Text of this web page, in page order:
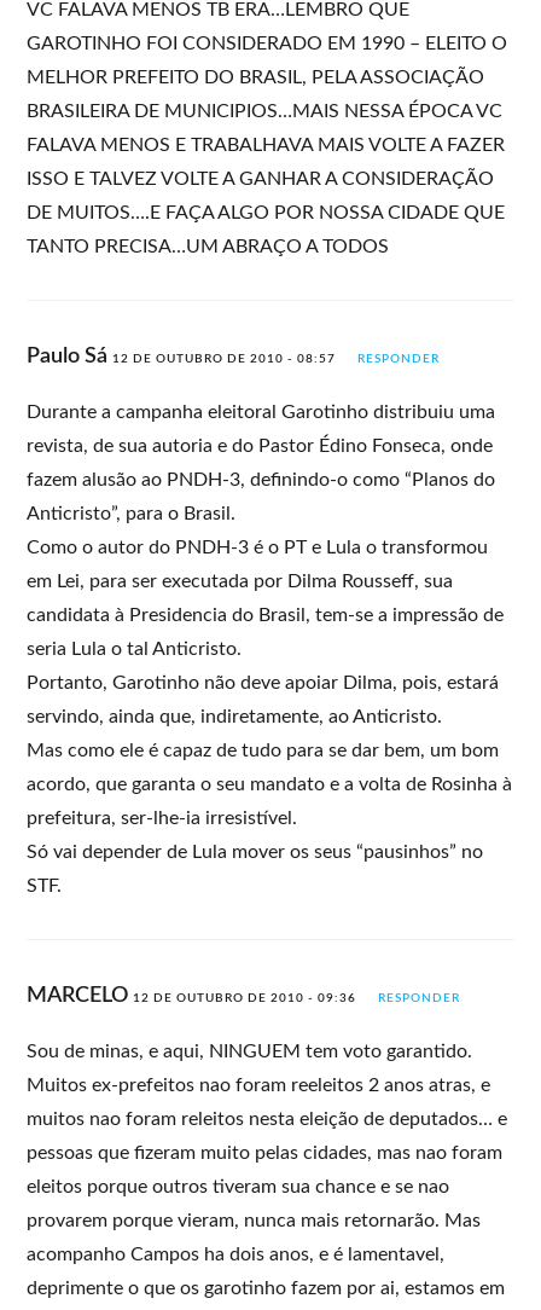
VC FALAVA MENOS TB ERA…LEMBRO QUE
GAROTINHO FOI CONSIDERADO EM 1990 – ELEITO O
MELHOR PREFEITO DO BRASIL, PELA ASSOCIAÇÃO
BRASILEIRA DE MUNICIPIOS…MAIS NESSA ÉPOCA VC
FALAVA MENOS E TRABALHAVA MAIS VOLTE A FAZER
ISSO E TALVEZ VOLTE A GANHAR A CONSIDERAÇÃO
DE MUITOS….E FAÇA ALGO POR NOSSA CIDADE QUE
TANTO PRECISA…UM ABRAÇO A TODOS
Paulo Sá 12 DE OUTUBRO DE 2010 - 08:57 RESPONDER
Durante a campanha eleitoral Garotinho distribuiu uma
revista, de sua autoria e do Pastor Édino Fonseca, onde
fazem alusão ao PNDH-3, definindo-o como “Planos do
Anticristo”, para o Brasil.
Como o autor do PNDH-3 é o PT e Lula o transformou
em Lei, para ser executada por Dilma Rousseff, sua
candidata à Presidencia do Brasil, tem-se a impressão de
seria Lula o tal Anticristo.
Portanto, Garotinho não deve apoiar Dilma, pois, estará
servindo, ainda que, indiretamente, ao Anticristo.
Mas como ele é capaz de tudo para se dar bem, um bom
acordo, que garanta o seu mandato e a volta de Rosinha à
prefeitura, ser-lhe-ia irresistível.
Só vai depender de Lula mover os seus “pausinhos” no
STF.
MARCELO 12 DE OUTUBRO DE 2010 - 09:36 RESPONDER
Sou de minas, e aqui, NINGUEM tem voto garantido.
Muitos ex-prefeitos nao foram reeleitos 2 anos atras, e
muitos nao foram releitos nesta eleição de deputados… e
pessoas que fizeram muito pelas cidades, mas nao foram
eleitos porque outros tiveram sua chance e se nao
provarem porque vieram, nunca mais retornarão. Mas
acompanho Campos ha dois anos, e é lamentavel,
deprimente o que os garotinho fazem por ai, estamos em